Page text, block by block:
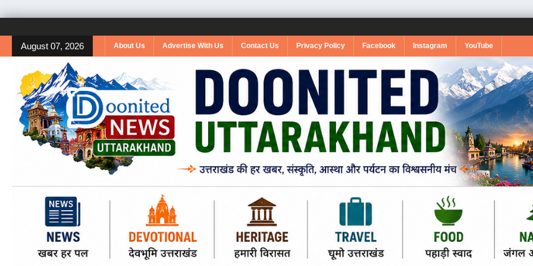
August 07, 2026 About Us Advertise With Us Contact Us Privacy Policy Facebook Instagram YouTube